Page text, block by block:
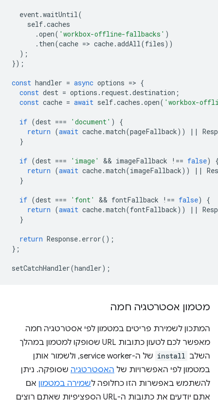
event.waitUntil(
self.caches
.open( 'workbox-offline-fallbacks' )
. then(cache => cache.addAll(files))
);
});
const handler = async options => {
const dest = options . request.destination ;
const cache = await self.caches .open( 'workbox-
if (dest === 'document' )
{
return (await cache.match(pageFallback)) ||
}
if (dest === 'image' && imageFallback !== false)
return (await cache.match(imageFallback)) ||
}
if (dest === 'font' && fontFallback !== false)
{
return (await cache.match(fontFallback)) ||
}
return Response. error();
};
setCatchHandler(handler);
מטמון אסטרטגיה חמה
המתכון לשמירת פריטים במטמון לפי אסטרטגיה חמה
מאפשר לכם לטעון כתובות URL שסופקו למטמון במהלך
השלב install
של ה-service worker, ולשמור אותן
במטמון לפי האפשרויות של האסטרטגיה שסופקה. ניתן
להשתמש באפשרות הזו כחלופה לשמירה במטמון אם
אתם יודעים את כתובות ה-URL הספציפיות שאתם רוצים